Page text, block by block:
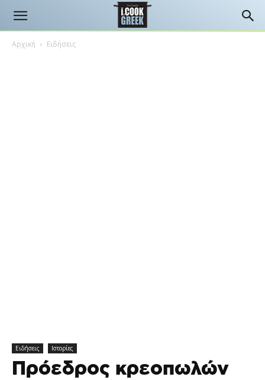
Αρχική Ειδήσεις
Ειδήσεις Ιστορίες
Πρόεδρος κρεοπωλών